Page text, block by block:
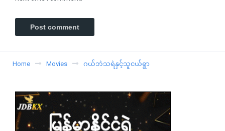
Home Movies ဂယ်ဘဲသရဲနှင့်သူငယ်ရွာ